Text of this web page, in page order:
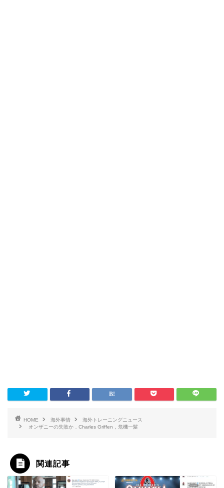
HOME 海外事情
海外トレーニングニュース
オンザニーの失敗か．Charles Griffen，危機一髪
関連記事